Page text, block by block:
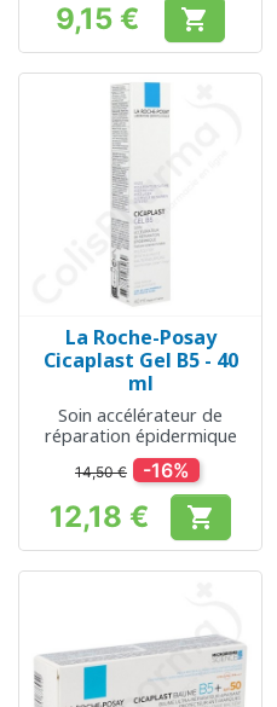
Prix
9,15 € 
La Roche-Posay
Cicaplast Gel B5 - 40
ml
Soin accélérateur de
réparation épidermique
14,50 € -16%
Prix
12,18 € 